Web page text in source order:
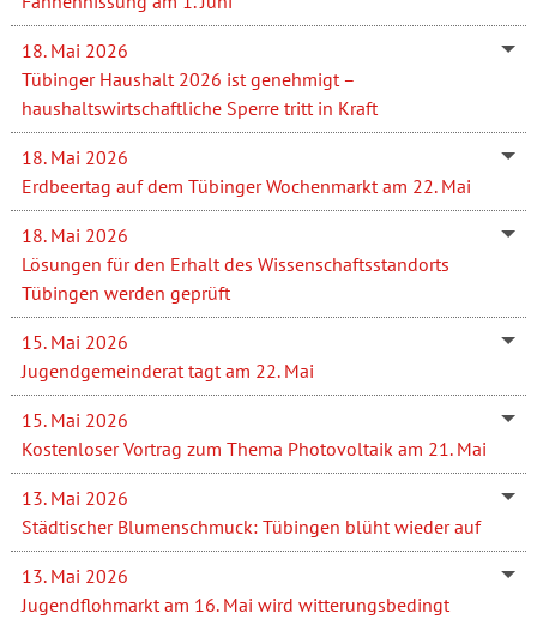
18. Mai 2026
Tübinger Haushalt 2026 ist genehmigt –
haushaltswirtschaftliche Sperre tritt in Kraft
18. Mai 2026
Erdbeertag auf dem Tübinger Wochenmarkt am 22. Mai
18. Mai 2026
Lösungen für den Erhalt des Wissenschaftsstandorts
Tübingen werden geprüft
15. Mai 2026
Jugendgemeinderat tagt am 22. Mai
15. Mai 2026
Kostenloser Vortrag zum Thema Photovoltaik am 21. Mai
13. Mai 2026
Städtischer Blumenschmuck: Tübingen blüht wieder auf
13. Mai 2026
Jugendflohmarkt am 16. Mai wird witterungsbedingt